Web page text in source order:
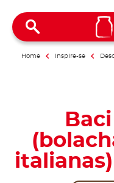
Home Inspire-se